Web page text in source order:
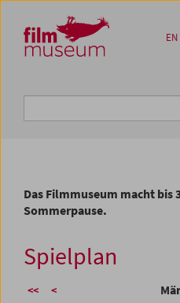
Zum Inhalt
Zum Hauptmenü
Zur Servicenavigation
Zum Suche
EN
Das Filmmuseum macht bis
Sommerpause.
Spielplan
<< <